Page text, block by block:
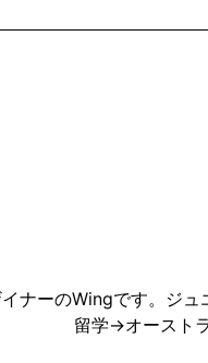
ナーのWingです。ジ
留学→オースト